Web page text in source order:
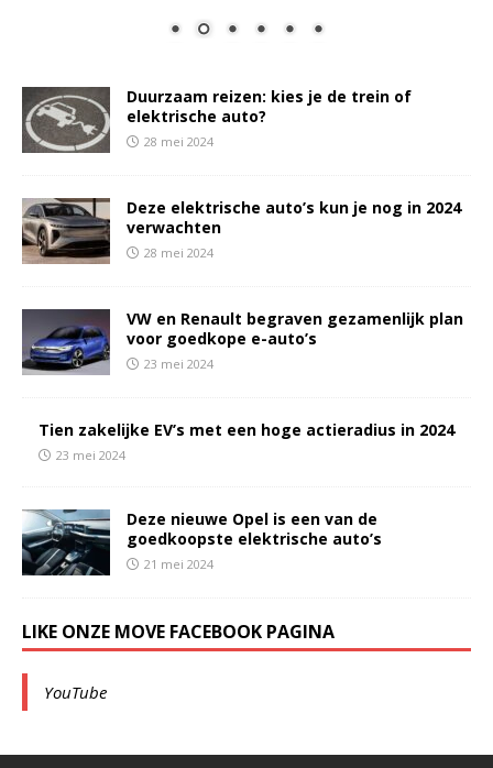
Duurzaam reizen: kies je de trein of
elektrische auto?
28 mei 2024
Deze elektrische auto’s kun je nog in 2024
verwachten
28 mei 2024
VW en Renault begraven gezamenlijk plan
voor goedkope e-auto’s
23 mei 2024
Tien zakelijke EV’s met een hoge actieradius in 2024
23 mei 2024
Deze nieuwe Opel is een van de
goedkoopste elektrische auto’s
21 mei 2024
LIKE ONZE MOVE FACEBOOK PAGINA
YouTube